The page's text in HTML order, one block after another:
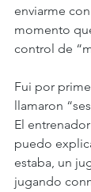
enviarme
momento
control de
Fui por
llamaron
El
puedo
estaba, un
jugando